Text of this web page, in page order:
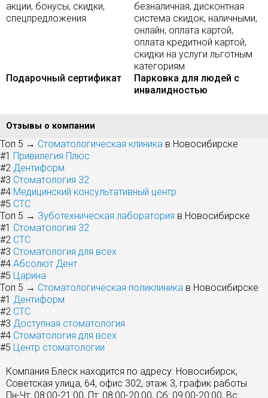
акции, бонусы, скидки,
спецпредложения
безналичная, дисконтная
система скидок, наличными,
онлайн, оплата картой,
оплата кредитной картой,
скидки на услуги льготным
категориям
Подарочный сертификат
Парковка для людей с
инвалидностью
Отзывы о компании
Топ 5 → Стоматологическая клиника в Новосибирске
#1 Привилегия Плюс
#2 Дентиформ
#3 Стоматология 32
#4 Медицинский консультативный центр
#5 СТС
Топ 5 → Зуботехническая лаборатория в Новосибирске
#1 Стоматология 32
#2 СТС
#3 Стоматология для всех
#4 Абсолют Дент
#5 Царина
Топ 5 → Стоматологическая поликлиника в Новосибирске
#1 Дентиформ
#2 СТС
#3 Доступная стоматология
#4 Стоматология для всех
#5 Центр стоматологии
Компания Блеск находится по адресу: Новосибирск,
Советская улица, 64, офис 302, этаж 3, график работы
Пн-Чт: 08:00-21:00, Пт: 08:00-20:00, Сб: 09:00-20:00, Вс: